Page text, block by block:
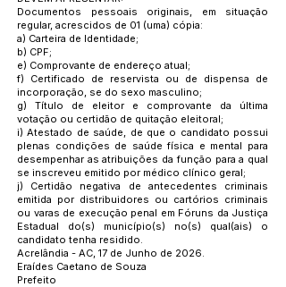
Documentos pessoais originais, em situação
regular, acrescidos de 01 (uma) cópia:
a) Carteira de Identidade;
b) CPF;
e) Comprovante de endereço atual;
f) Certificado de reservista ou de dispensa de
incorporação, se do sexo masculino;
g) Título de eleitor e comprovante da última
votação ou certidão de quitação eleitoral;
i) Atestado de saúde, de que o candidato possui
plenas condições de saúde física e mental para
desempenhar as atribuições da função para a qual
se inscreveu emitido por médico clínico geral;
j) Certidão negativa de antecedentes criminais
emitida por distribuidores ou cartórios criminais
ou varas de execução penal em Fóruns da Justiça
Estadual do(s) município(s) no(s) qual(ais) o
candidato tenha residido.
Acrelândia - AC, 17 de Junho de 2026.
Eraídes Caetano de Souza
Prefeito